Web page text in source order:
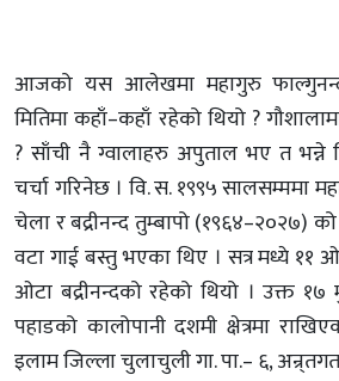
आजको यस आलेखमा महागुरु
मितिमा कहाँ–कहाँ रहेको थियो ?
? साँची नै ग्वालाहरु अपुताल भए त
चर्चा गरिनेछ । वि. स. १९९५ सालसम्ममा
चेला र बद्रीनन्द तुम्बापो (१९६४–२०२७)
वटा गाई बस्तु भएका थिए । सत्र मध्ये ११
ओटा बद्रीनन्दको रहेको थियो । उक्त
पहाडको कालोपानी दशमी क्षेत्रमा
इलाम जिल्ला चुलाचुली गा. पा.– ६,